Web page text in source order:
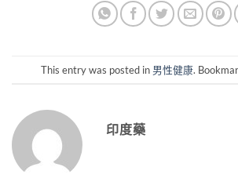
This entry was posted in 男性健康.
印度藥